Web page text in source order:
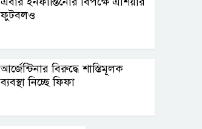
ফুটবলও
আর্জেন্টিনার বিরুদ্ধে শাস্তিমূলক
ব্যবস্থা নিচ্ছে ফিফা